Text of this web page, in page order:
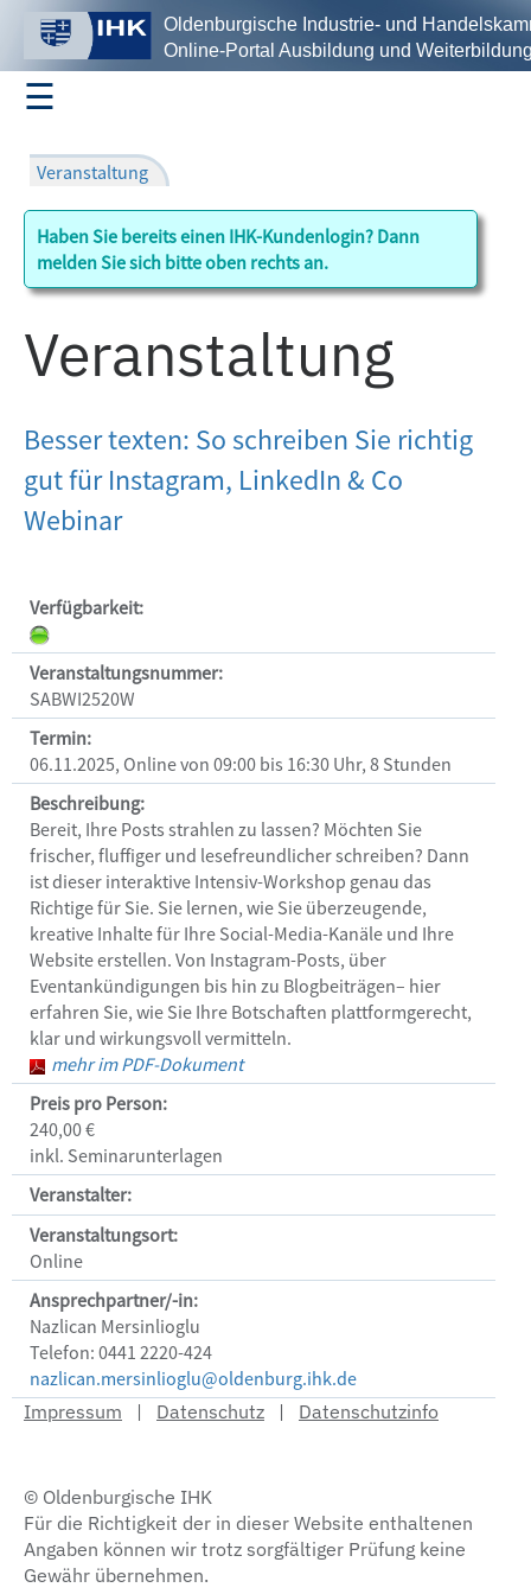
Oldenburgische Industrie- und
Online-Portal Ausbildung und
☰
Ausbildung
Fortbildungsprüfungen
Seminare/Lehrgänge
Suche
Hilfe
Haben Sie bereits einen IHK-Kundenlogin? Dann
melden Sie sich bitte oben rechts an.
Veranstaltung
Besser texten: So schreiben Sie richtig
gut für Instagram, LinkedIn & Co
Webinar
Verfügbarkeit:
Veranstaltungsnummer:
SABWI2520W
Termin:
06.11.2025, Online von 09:00 bis 16:30 Uhr, 8 Stunden
Beschreibung:
Bereit, Ihre Posts strahlen zu lassen? Möchten Sie
frischer, fluffiger und lesefreundlicher schreiben? Dann
ist dieser interaktive Intensiv-Workshop genau das
Richtige für Sie. Sie lernen, wie Sie überzeugende,
kreative Inhalte für Ihre Social-Media-Kanäle und Ihre
Website erstellen. Von Instagram-Posts, über
Eventankündigungen bis hin zu Blogbeiträgen– hier
erfahren Sie, wie Sie Ihre Botschaften plattformgerecht,
klar und wirkungsvoll vermitteln.
mehr im PDF-Dokument
Preis pro Person:
240,00 €
inkl. Seminarunterlagen
Veranstalter:
Veranstaltungsort:
Online
Ansprechpartner/-in:
Nazlican Mersinlioglu
Telefon: 0441 2220-424
nazlican.mersinlioglu@oldenburg.ihk.de
Impressum | Datenschutz | Datenschutzinfo
© Oldenburgische IHK
Für die Richtigkeit der in dieser Website enthaltenen
Angaben können wir trotz sorgfältiger Prüfung keine
Gewähr übernehmen.